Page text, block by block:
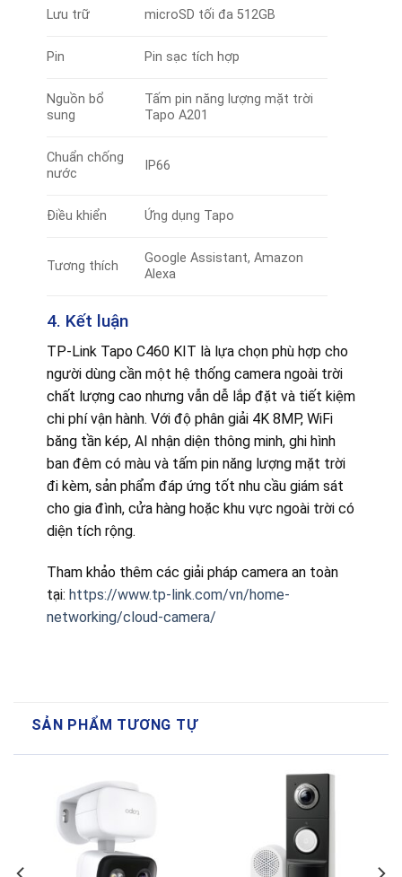
Lưu trữ microSD tối đa 512GB
Pin Pin sạc tích hợp
Nguồn bổ
sung
Tấm pin năng lượng mặt trời
Tapo A201
Chuẩn chống
nước
IP66
Điều khiển Ứng dụng Tapo
Tương thích
Google Assistant, Amazon
Alexa
4. Kết luận
TP-Link Tapo C460 KIT là lựa chọn phù hợp cho
người dùng cần một hệ thống camera ngoài trời
chất lượng cao nhưng vẫn dễ lắp đặt và tiết kiệm
chi phí vận hành. Với độ phân giải 4K 8MP, WiFi
băng tần kép, AI nhận diện thông minh, ghi hình
ban đêm có màu và tấm pin năng lượng mặt trời
đi kèm, sản phẩm đáp ứng tốt nhu cầu giám sát
cho gia đình, cửa hàng hoặc khu vực ngoài trời có
diện tích rộng.
Tham khảo thêm các giải pháp camera an toàn
tại: https://www.tp-link.com/vn/home-
networking/cloud-camera/
SẢN PHẨM TƯƠNG TỰ